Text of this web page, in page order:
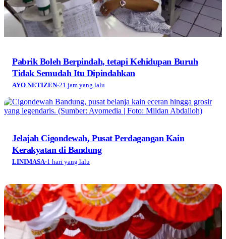
Pabrik Boleh Berpindah, tetapi Kehidupan Buruh
Tidak Semudah Itu Dipindahkan
AYO NETIZEN·21 jam yang lalu
Jelajah Cigondewah, Pusat Perdagangan Kain
Kerakyatan di Bandung
LINIMASA·1 hari yang lalu